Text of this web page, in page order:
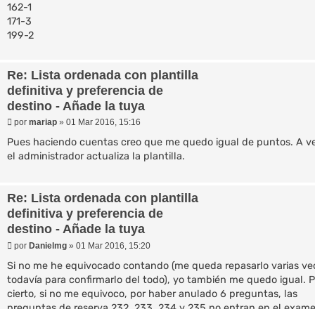
162-1
171-3
199-2
Re: Lista ordenada con plantilla
definitiva y preferencia de
destino - Añade la tuya
M
n
s
a
por mariap » 01 Mar 2016, 15:16
Pues haciendo cuentas creo que me quedo igual de puntos. A
el administrador actualiza la plantilla.
Re: Lista ordenada con plantilla
definitiva y preferencia de
destino - Añade la tuya
M
n
a
j
e
por Danielmg » 01 Mar 2016, 15:20
Si no me he equivocado contando (me queda repasarlo varias
todavía para confirmarlo del todo), yo también me quedo igual.
cierto, si no me equivoco, por haber anulado 6 preguntas, las